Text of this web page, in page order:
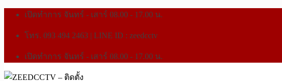
เปิดทำการ จันทร์ - เสาร์ 08.00 - 17.00 น.
โทร. 093 494 2463 | LINE ID : zeedcctv
เปิดทำการ จันทร์ - เสาร์ 08.00 - 17.00 น.